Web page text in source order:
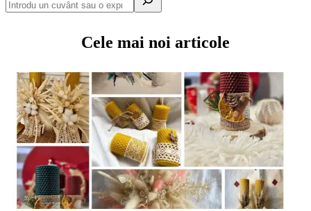
Cele mai noi articole